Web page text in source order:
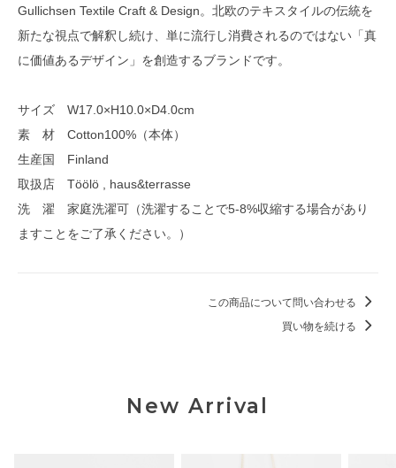
Gullichsen Textile Craft & Design。北欧のテキスタイルの伝統を
新たな視点で解釈し続け、単に流行し消費されるのではない「真
に価値あるデザイン」を創造するブランドです。
サイズ W17.0×H10.0×D4.0cm
素 材 Cotton100%（本体）
生産国 Finland
取扱店 Töölö , haus&terrasse
洗 濯 家庭洗濯可（洗濯することで5-8%収縮する場合があり
ますことをご了承ください。）
この商品について問い合わせる
買い物を続ける
New Arrival